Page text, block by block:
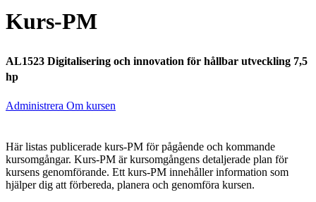
Kurs-PM
AL1523 Digitalisering och innovation för hållbar utveckling 7,5
hp
Administrera Om kursen
Här listas publicerade kurs-PM för pågående och kommande
kursomgångar. Kurs-PM är kursomgångens detaljerade plan för
kursens genomförande. Ett kurs-PM innehåller information som
hjälper dig att förbereda, planera och genomföra kursen.